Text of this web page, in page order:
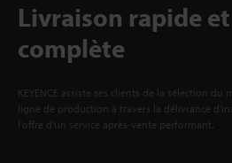
Livraison rapide
complète
KEYENCE assiste ses clients de la sélection
ligne de production à travers la délivrance
l'offre d'un service après-vente performant.